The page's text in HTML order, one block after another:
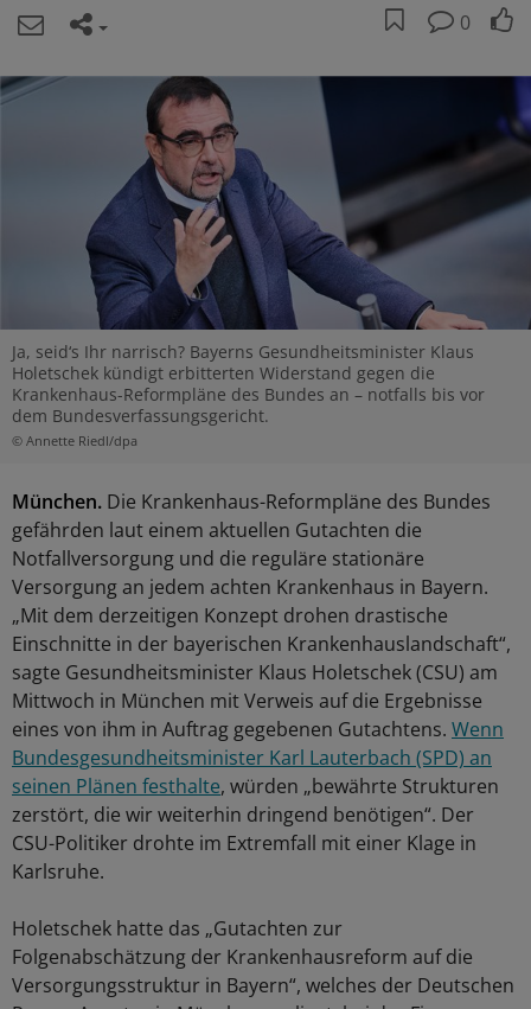
0
Ja, seid‘s Ihr narrisch? Bayerns Gesundheitsminister Klaus
Holetschek kündigt erbitterten Widerstand gegen die
Krankenhaus-Reformpläne des Bundes an – notfalls bis vor
dem Bundesverfassungsgericht.
© Annette Riedl/dpa
München. Die Krankenhaus-Reformpläne des Bundes
gefährden laut einem aktuellen Gutachten die
Notfallversorgung und die reguläre stationäre
Versorgung an jedem achten Krankenhaus in Bayern.
„Mit dem derzeitigen Konzept drohen drastische
Einschnitte in der bayerischen Krankenhauslandschaft“,
sagte Gesundheitsminister Klaus Holetschek (CSU) am
Mittwoch in München mit Verweis auf die Ergebnisse
eines von ihm in Auftrag gegebenen Gutachtens. Wenn
Bundesgesundheitsminister Karl Lauterbach (SPD) an
seinen Plänen festhalte, würden „bewährte Strukturen
zerstört, die wir weiterhin dringend benötigen“. Der
CSU-Politiker drohte im Extremfall mit einer Klage in
Karlsruhe.
Holetschek hatte das „Gutachten zur
Folgenabschätzung der Krankenhausreform auf die
Versorgungsstruktur in Bayern“, welches der Deutschen